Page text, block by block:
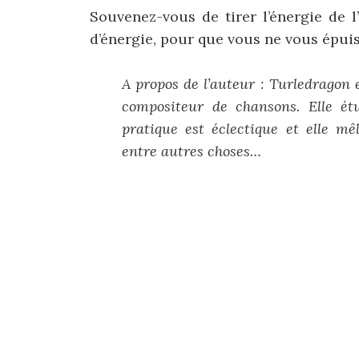
Souvenez-vous de tirer l’énergie
d’énergie, pour que vous ne vous
A propos de l’auteur :
compositeur de chansons. Elle
pratique est éclectique et elle
entre autres choses…